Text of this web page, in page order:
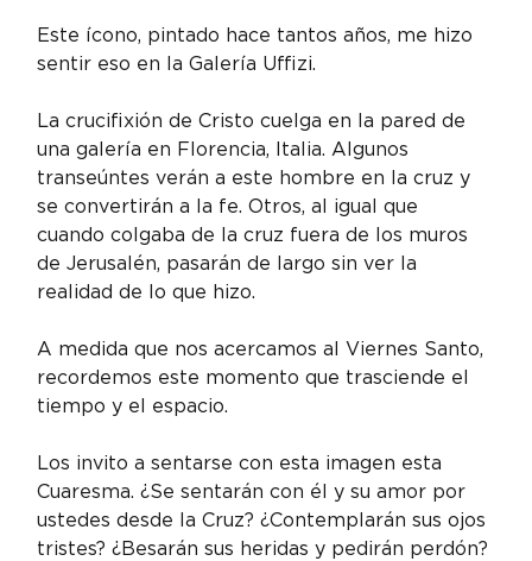
Este ícono, pintado hace tantos años, me hizo
sentir eso en la Galería Uffizi.
La crucifixión de Cristo cuelga en la pared de
una galería en Florencia, Italia. Algunos
transeúntes verán a este hombre en la cruz y
se convertirán a la fe. Otros, al igual que
cuando colgaba de la cruz fuera de los muros
de Jerusalén, pasarán de largo sin ver la
realidad de lo que hizo.
A medida que nos acercamos al Viernes Santo,
recordemos este momento que trasciende el
tiempo y el espacio.
Los invito a sentarse con esta imagen esta
Cuaresma. ¿Se sentarán con él y su amor por
ustedes desde la Cruz? ¿Contemplarán sus ojos
tristes? ¿Besarán sus heridas y pedirán perdón?